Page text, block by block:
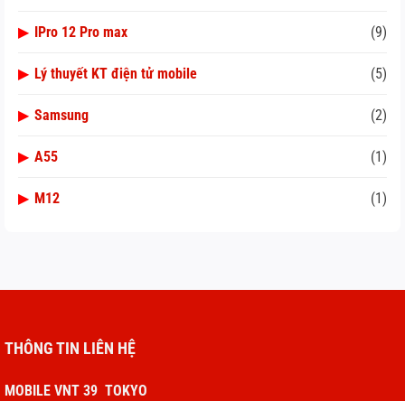
▶ IPro 12 Pro max (9)
▶ Lý thuyết KT điện tử mobile (5)
▶ Samsung (2)
▶ A55 (1)
▶ M12 (1)
THÔNG TIN LIÊN HỆ
MOBILE VNT 39 TOKYO